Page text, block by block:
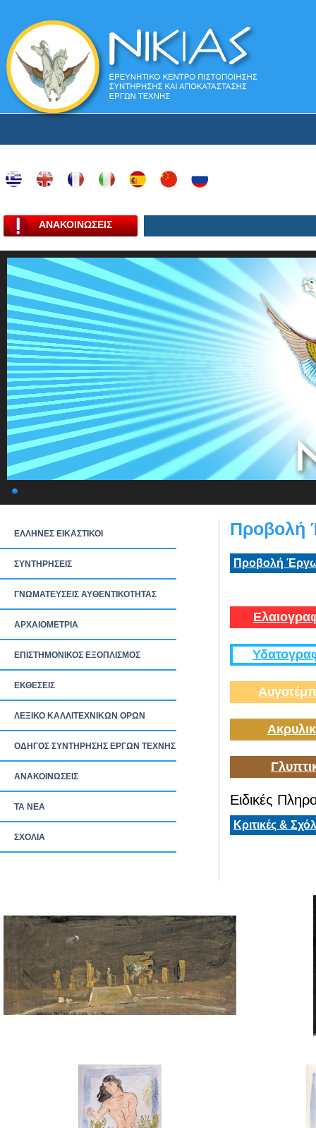
ΑΝΑΚΟΙΝΩΣΕΙΣ
ΕΛΛΗΝΕΣ ΕΙΚΑΣΤΙΚΟΙ
ΣΥΝΤΗΡΗΣΕΙΣ
ΓΝΩΜΑΤΕΥΣΕΙΣ ΑΥΘΕΝΤΙΚΟΤΗΤΑΣ
ΑΡΧΑΙΟΜΕΤΡΙΑ
ΕΠΙΣΤΗΜΟΝΙΚΟΣ ΕΞΟΠΛΙΣΜΟΣ
ΕΚΘΕΣΕΙΣ
ΛΕΞΙΚΟ ΚΑΛΛΙΤΕΧΝΙΚΩΝ ΟΡΩΝ
ΟΔΗΓΟΣ ΣΥΝΤΗΡΗΣΗΣ ΕΡΓΩΝ ΤΕΧΝΗΣ
ΑΝΑΚΟΙΝΩΣΕΙΣ
ΤΑ ΝEΑ
ΣΧΟΛΙΑ
Προβολή
Προβολή
Ειδικές
Κριτικές &